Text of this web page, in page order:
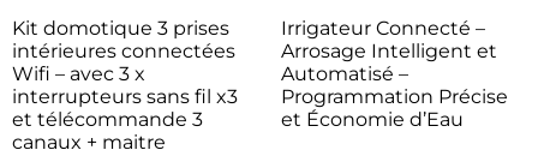
Kit domotique 3 prises
intérieures connectées
Wifi – avec 3 x
interrupteurs sans fil x3
et télécommande 3
canaux + maitre
Irrigateur Connecté –
Arrosage Intelligent et
Automatisé –
Programmation Précise
et Économie d’Eau